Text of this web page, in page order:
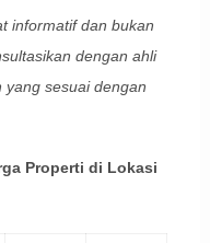
informatif dan bukan
dengan ahli
sesuai dengan
Properti di Lokasi